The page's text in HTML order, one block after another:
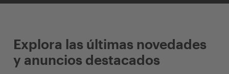
Explora las últimas novedades
y anuncios destacados